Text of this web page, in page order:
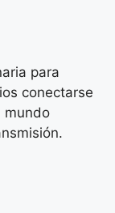
para
conectarse
mundo